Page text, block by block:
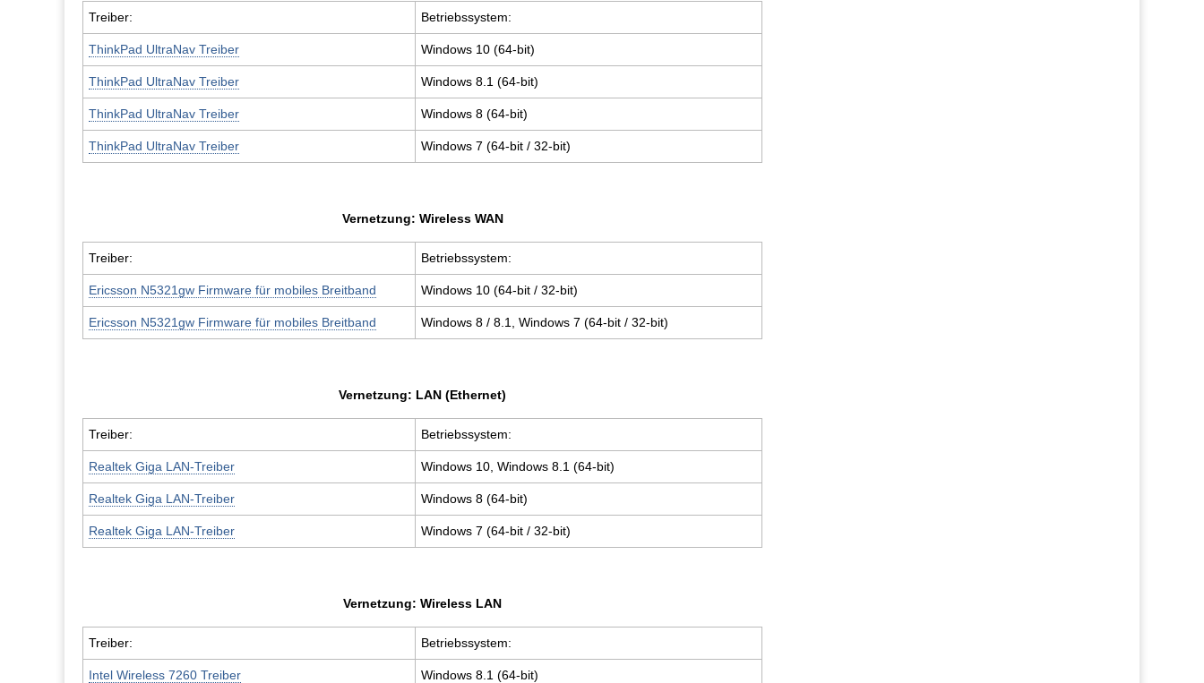
Treiber: Betriebssystem:
ThinkPad UltraNav Treiber Windows 10 (64-bit)
ThinkPad UltraNav Treiber Windows 8.1 (64-bit)
ThinkPad UltraNav Treiber Windows 8 (64-bit)
ThinkPad UltraNav Treiber Windows 7 (64-bit / 32-bit)
Vernetzung: Wireless WAN
Treiber: Betriebssystem:
Ericsson N5321gw Firmware für mobiles Breitband Windows 10 (64-bit / 32-bit)
Ericsson N5321gw Firmware für mobiles Breitband Windows 8 / 8.1, Windows 7 (64-bit / 32-bit)
Vernetzung: LAN (Ethernet)
Treiber: Betriebssystem:
Realtek Giga LAN-Treiber Windows 10, Windows 8.1 (64-bit)
Realtek Giga LAN-Treiber Windows 8 (64-bit)
Realtek Giga LAN-Treiber Windows 7 (64-bit / 32-bit)
Vernetzung: Wireless LAN
Treiber: Betriebssystem:
Intel Wireless 7260 Treiber Windows 8.1 (64-bit)